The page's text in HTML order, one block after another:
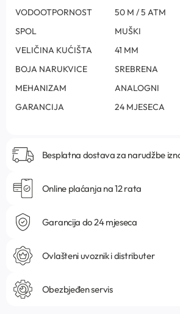
VODOOTPORNOST
50 M / 5 ATM
SPOL
MUŠKI
VELIČINA KUĆIŠTA
41 MM
BOJA NARUKVICE
SREBRENA
MEHANIZAM
ANALOGNI
GARANCIJA
24 MJESECA
Besplatna dostava za narudžbe
Online plaćanja na 12 rata
Garancija do 24 mjeseca
Ovlašteni uvoznik i distributer
Obezbjeđen servis